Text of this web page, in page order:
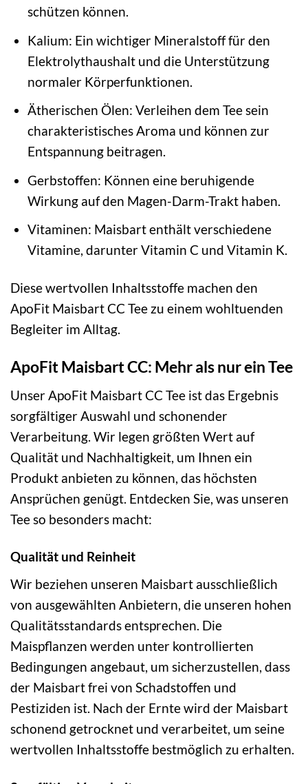
schützen können.
Kalium: Ein wichtiger Mineralstoff für den
Elektrolythaushalt und die Unterstützung
normaler Körperfunktionen.
Ätherischen Ölen: Verleihen dem Tee sein
charakteristisches Aroma und können zur
Entspannung beitragen.
Gerbstoffen: Können eine beruhigende
Wirkung auf den Magen-Darm-Trakt haben.
Vitaminen: Maisbart enthält verschiedene
Vitamine, darunter Vitamin C und Vitamin K.
Diese wertvollen Inhaltsstoffe machen den
ApoFit Maisbart CC Tee zu einem wohltuenden
Begleiter im Alltag.
ApoFit Maisbart CC: Mehr als nur ein Tee
Unser ApoFit Maisbart CC Tee ist das Ergebnis
sorgfältiger Auswahl und schonender
Verarbeitung. Wir legen größten Wert auf
Qualität und Nachhaltigkeit, um Ihnen ein
Produkt anbieten zu können, das höchsten
Ansprüchen genügt. Entdecken Sie, was unseren
Tee so besonders macht:
Qualität und Reinheit
Wir beziehen unseren Maisbart ausschließlich
von ausgewählten Anbietern, die unseren hohen
Qualitätsstandards entsprechen. Die
Maispflanzen werden unter kontrollierten
Bedingungen angebaut, um sicherzustellen, dass
der Maisbart frei von Schadstoffen und
Pestiziden ist. Nach der Ernte wird der Maisbart
schonend getrocknet und verarbeitet, um seine
wertvollen Inhaltsstoffe bestmöglich zu erhalten.